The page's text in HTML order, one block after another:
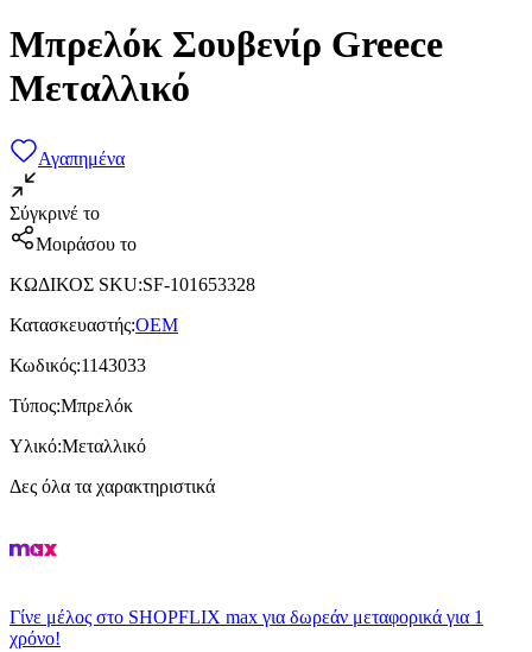
Μπρελόκ Σουβενίρ Greece
Μεταλλικό
Αγαπημένα
Σύγκρινέ το
Μοιράσου το
ΚΩΔΙΚΟΣ SKU:SF-101653328
Κατασκευαστής:OEM
Κωδικός:1143033
Τύπος:Μπρελόκ
Υλικό:Μεταλλικό
Δες όλα τα χαρακτηριστικά
Γίνε μέλος στο SHOPFLIX max για δωρεάν μεταφορικά για 1
χρόνο!